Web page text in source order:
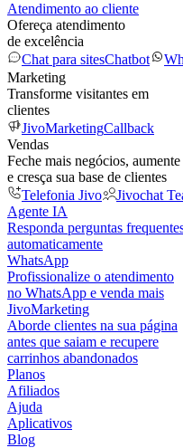
Atendimento ao cliente
Ofereça atendimento
de excelência
Chat para sitesChatbot
Marketing
Transforme visitantes em
clientes
JivoMarketingCallback
Vendas
Feche mais negócios,
e cresça sua base de clientes
Telefonia Jivo
Jivochat
Agente IA
Responda perguntas
automaticamente
WhatsApp
Profissionalize o atendimento
no WhatsApp e venda mais
JivoMarketing
Aborde clientes na sua página
antes que saiam e recupere
carrinhos abandonados
Planos
Afiliados
Ajuda
Aplicativos
Blog